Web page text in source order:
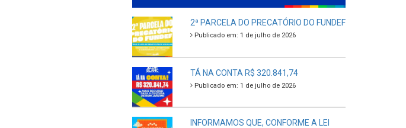
2ª PARCELA DO PRECATÓRIO DO FUNDEF
Publicado em: 1 de julho de 2026
TÁ NA CONTA R$ 320.841,74
Publicado em: 1 de julho de 2026
INFORMAMOS QUE, CONFORME A LEI